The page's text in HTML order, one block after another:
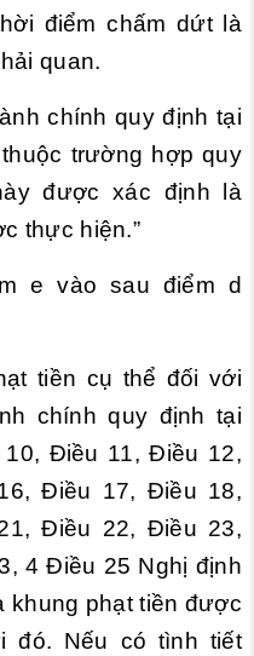
điểm chấm dứt là
quan.
chính quy định tại
trường hợp quy
được xác định là
thực hiện.”
e vào sau điểm d
tiền cụ thể đối với
chính quy định tại
Điều 11, Điều 12,
Điều 17, Điều 18,
Điều 22, Điều 23,
4 Điều 25 Nghị định
khung phạt tiền được
đó. Nếu có tình tiết